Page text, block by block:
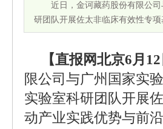
近日，金诃藏药股份有限公
研团队开展佐太非临床有效性专
【直报网北京6月
限公司与广州国家实
实验室科研团队开展
动产业实践优势与前